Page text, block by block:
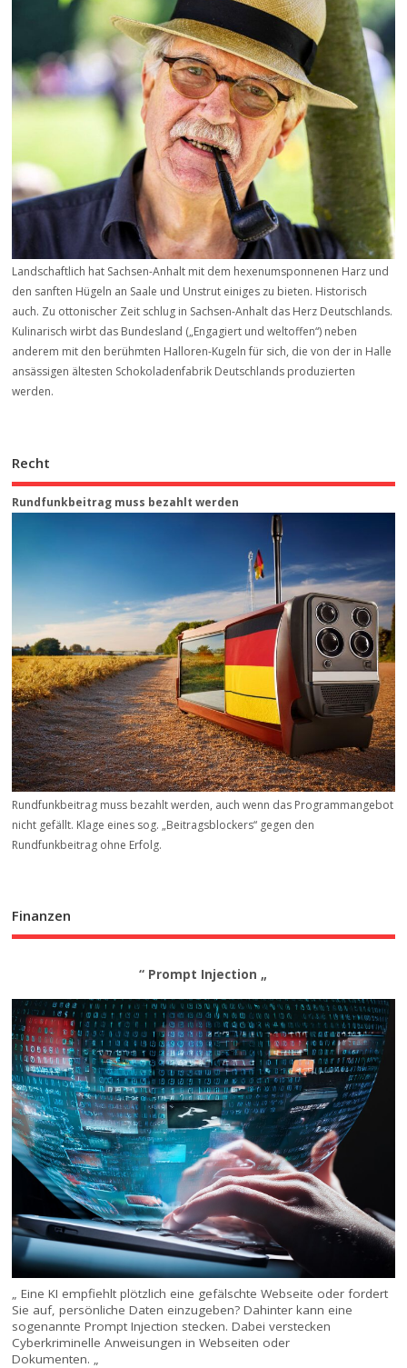
Landschaftlich hat Sachsen-Anhalt mit dem hexenumsponnenen Harz und
den sanften Hügeln an Saale und Unstrut einiges zu bieten. Historisch
auch. Zu ottonischer Zeit schlug in Sachsen-Anhalt das Herz Deutschlands.
Kulinarisch wirbt das Bundesland („Engagiert und weltoffen“) neben
anderem mit den berühmten Halloren-Kugeln für sich, die von der in Halle
ansässigen ältesten Schokoladenfabrik Deutschlands produzierten
werden.
Recht
Rundfunkbeitrag muss bezahlt werden
Rundfunkbeitrag muss bezahlt werden, auch wenn das Programmangebot
nicht gefällt. Klage eines sog. „Beitrags­blockers“ gegen den
Rundfunkbeitrag ohne Erfolg.
Finanzen
“ Prompt Injection „
„ Eine KI empfiehlt plötzlich eine gefälschte Webseite oder fordert
Sie auf, persönliche Daten einzugeben? Dahinter kann eine
sogenannte Prompt Injection stecken. Dabei verstecken
Cyberkriminelle Anweisungen in Webseiten oder
Dokumenten. „